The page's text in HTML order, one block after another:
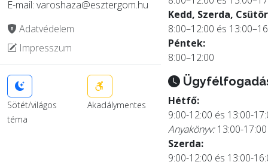
E-mail: varoshaza@esztergom.hu
Adatvédelem
Impresszum
Sötét/világos
téma
Akadálymentes
Kedd, Szerda,
8:00–12:00 és
Péntek:
8:00–12:00
Hétfő:
9:00-12:00 és 13:00-
Anyakönyv:13:00-17:00
Szerda:
9:00-12:00 és 13:00-